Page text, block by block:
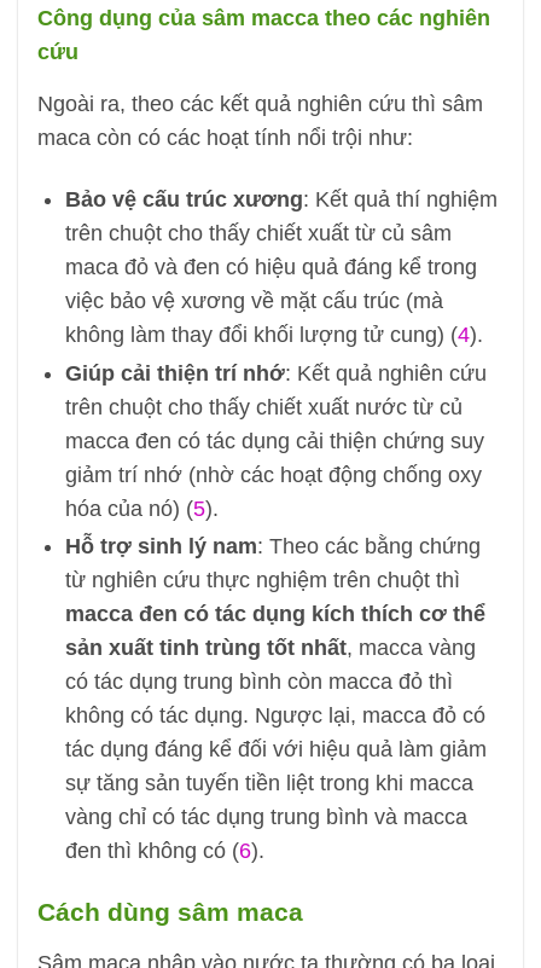
Công dụng của sâm macca theo các nghiên
cứu
Ngoài ra, theo các kết quả nghiên cứu thì sâm
maca còn có các hoạt tính nổi trội như:
Bảo vệ cấu trúc xương: Kết quả thí nghiệm
trên chuột cho thấy chiết xuất từ củ sâm
maca đỏ và đen có hiệu quả đáng kể trong
việc bảo vệ xương về mặt cấu trúc (mà
không làm thay đổi khối lượng tử cung) (4).
Giúp cải thiện trí nhớ: Kết quả nghiên cứu
trên chuột cho thấy chiết xuất nước từ củ
macca đen có tác dụng cải thiện chứng suy
giảm trí nhớ (nhờ các hoạt động chống oxy
hóa của nó) (5).
Hỗ trợ sinh lý nam: Theo các bằng chứng
từ nghiên cứu thực nghiệm trên chuột thì
macca đen có tác dụng kích thích cơ thể
sản xuất tinh trùng tốt nhất, macca vàng
có tác dụng trung bình còn macca đỏ thì
không có tác dụng. Ngược lại, macca đỏ có
tác dụng đáng kể đối với hiệu quả làm giảm
sự tăng sản tuyến tiền liệt trong khi macca
vàng chỉ có tác dụng trung bình và macca
đen thì không có (6).
Cách dùng sâm maca
Sâm maca nhập vào nước ta thường có ba loại,